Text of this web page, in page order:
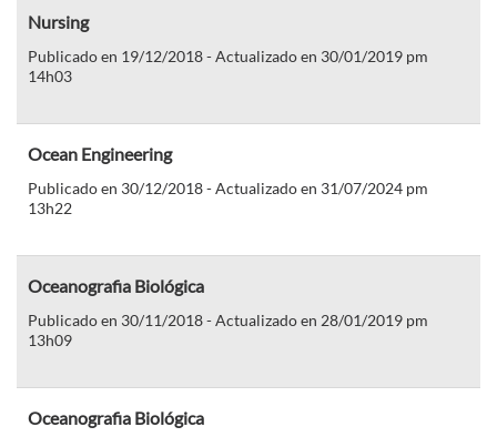
Nursing
Publicado en 19/12/2018 - Actualizado en 30/01/2019 pm
14h03
Ocean Engineering
Publicado en 30/12/2018 - Actualizado en 31/07/2024 pm
13h22
Oceanografia Biológica
Publicado en 30/11/2018 - Actualizado en 28/01/2019 pm
13h09
Oceanografia Biológica